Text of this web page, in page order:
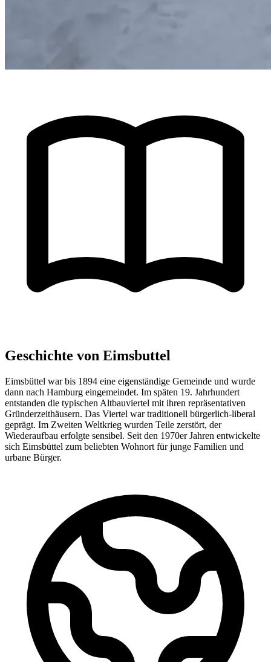
Geschichte von Eimsbuttel
Eimsbüttel war bis 1894 eine eigenständige Gemeinde und wurde
dann nach Hamburg eingemeindet. Im späten 19. Jahrhundert
entstanden die typischen Altbauviertel mit ihren repräsentativen
Gründerzeithäusern. Das Viertel war traditionell bürgerlich-liberal
geprägt. Im Zweiten Weltkrieg wurden Teile zerstört, der
Wiederaufbau erfolgte sensibel. Seit den 1970er Jahren entwickelte
sich Eimsbüttel zum beliebten Wohnort für junge Familien und
urbane Bürger.